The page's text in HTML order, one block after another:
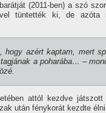
(2011-ben) a szó
tüntették ki, de
hogy azért kaptam, mert
a poharába… –
attól kezdve
után fénykorát kezdte